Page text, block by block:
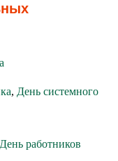
, День системного
День работников